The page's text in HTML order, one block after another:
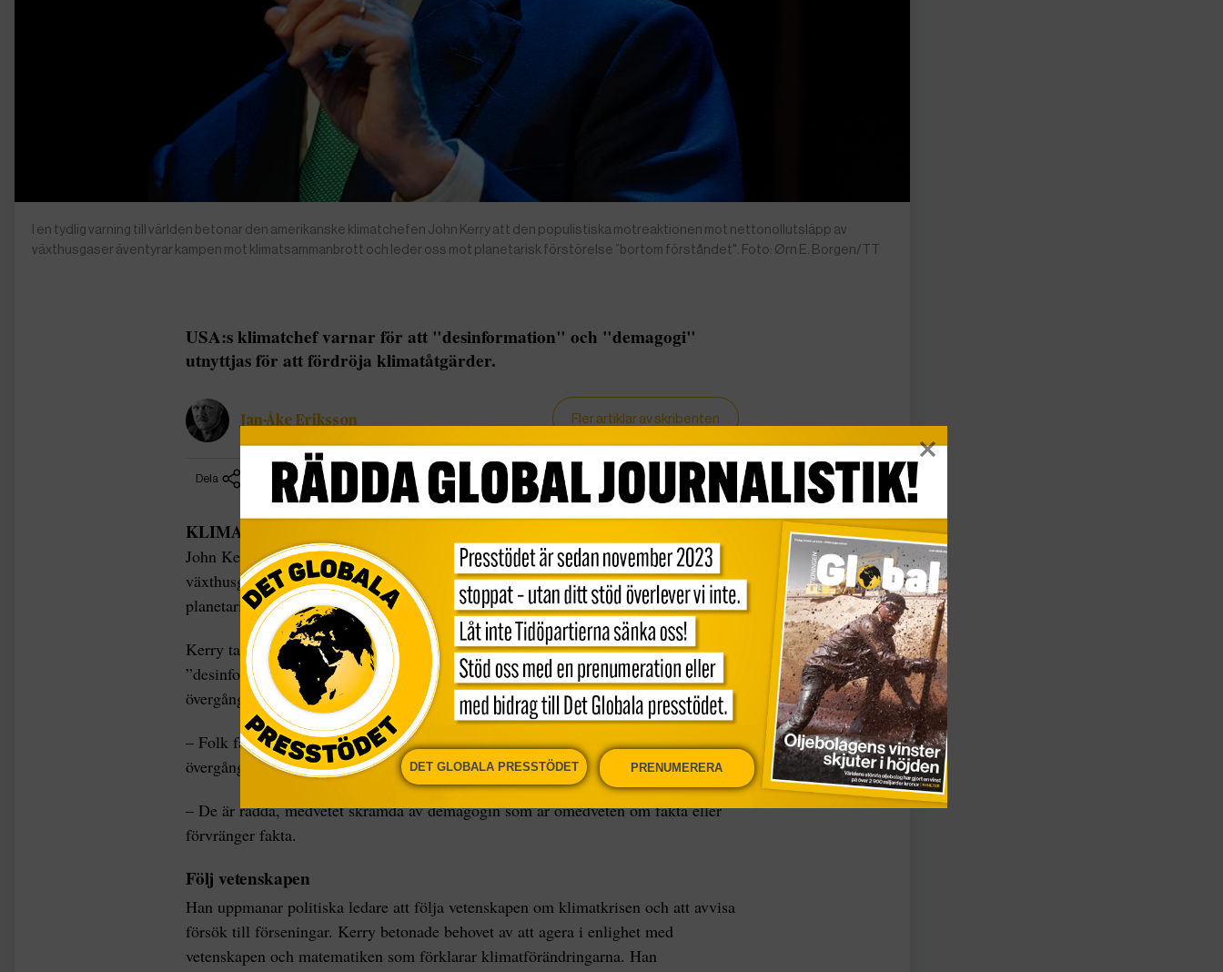
I en tydlig varning till världen betonar den amerikanske klimatchefen John Kerry att den populistiska motreaktionen mot nettonollutsläpp av
växthusgaser äventyrar kampen mot klimatsammanbrott och leder oss mot planetarisk förstörelse ”bortom förståndet". Foto: Ørn E. Borgen/TT
USA:s klimatchef varnar för att "desinformation" och "demagogi"
utnyttjas för att fördröja klimatåtgärder.
Jan-Åke Eriksson Fler artiklar av skribenten
Dela
KLIMAT |
John Kerry att den populistiska motreaktionen mot nettonollutsläpp av
växthusgaser äventyrar kampen mot klimatsammanbrott och leder oss mot
planetarisk förstörelse ”bortom förståndet”.
Kerry tar i en intervju med tidningenthe Guardianavstånd från ökningen av
”desinformation” och ”demagogi”, vilka han anklagar för att förhindra en smidig
övergång från fossila bränslen.
– Folk får inte veta sanningen om vilka effekterna är av att göra den här
övergången,”säger han.
– De är rädda, medvetet skrämda av demagogin som är omedveten om fakta eller
förvränger fakta.
Följ vetenskapen
Han uppmanar politiska ledare att följa vetenskapen om klimatkrisen och att avvisa
försök till förseningar. Kerry betonade behovet av att agera i enlighet med
vetenskapen och matematiken som förklarar klimatförändringarna. Han
DET GLOBALA PRESSTÖDET PRENUMERERA